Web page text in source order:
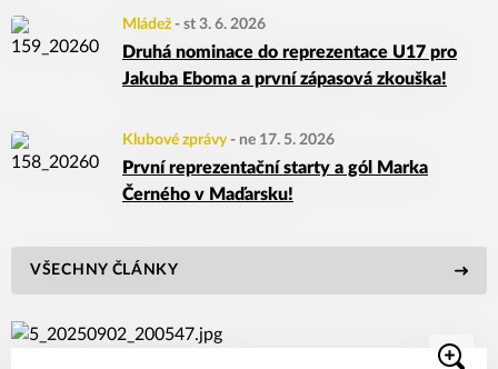
Mládež - st 3. 6. 2026
Druhá nominace do reprezentace U17 pro
Jakuba Eboma a první zápasová zkouška!
Klubové zprávy- ne 17. 5. 2026
První reprezentační starty a gól Marka
Černého v Maďarsku!
VŠECHNY ČLÁNKY